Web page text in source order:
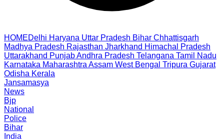
HOMEDelhi Haryana Uttar Pradesh Bihar Chhattisgarh
Madhya Pradesh Rajasthan Jharkhand Himachal Pradesh
Uttarakhand PunjabAndhra Pradesh Telangana Tamil Nadu
Karnataka Maharashtra Assam West Bengal Tripura Gujarat
Odisha Kerala
Jansamasya
News
Bjp
National
Police
Bihar
India